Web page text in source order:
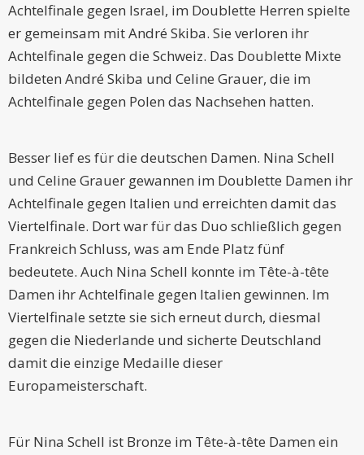
Achtelfinale gegen Israel, im Doublette Herren spielte
er gemeinsam mit André Skiba. Sie verloren ihr
Achtelfinale gegen die Schweiz. Das Doublette Mixte
bildeten André Skiba und Celine Grauer, die im
Achtelfinale gegen Polen das Nachsehen hatten.
Besser lief es für die deutschen Damen. Nina Schell
und Celine Grauer gewannen im Doublette Damen ihr
Achtelfinale gegen Italien und erreichten damit das
Viertelfinale. Dort war für das Duo schließlich gegen
Frankreich Schluss, was am Ende Platz fünf
bedeutete. Auch Nina Schell konnte im Tête-à-tête
Damen ihr Achtelfinale gegen Italien gewinnen. Im
Viertelfinale setzte sie sich erneut durch, diesmal
gegen die Niederlande und sicherte Deutschland
damit die einzige Medaille dieser
Europameisterschaft.
Für Nina Schell ist Bronze im Tête-à-tête Damen ein